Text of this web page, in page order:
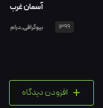
1399
آسمان غرب
بیوگرافی,درام
+ افزودن دیدگاه